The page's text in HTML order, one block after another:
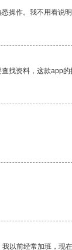
操作。我不用看说
找资料，这款app
以前经常加班，现